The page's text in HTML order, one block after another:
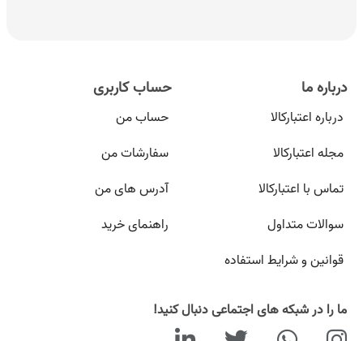
درباره ما
درباره اعتبارکالا
مجله اعتبارکالا
تماس با اعتبارکالا
سوالات متداول
قوانین و شرایط استفاده
حساب کاربری
حساب من
سفارشات من
آدرس های من
راهنمای خرید
ما را در شبکه های اجتماعی دنبال کنید!